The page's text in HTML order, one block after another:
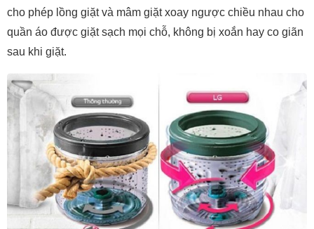
cho phép lồng giặt và mâm giặt xoay ngược chiều nhau cho
quần áo được giặt sạch mọi chỗ, không bị xoắn hay co giãn
sau khi giặt.